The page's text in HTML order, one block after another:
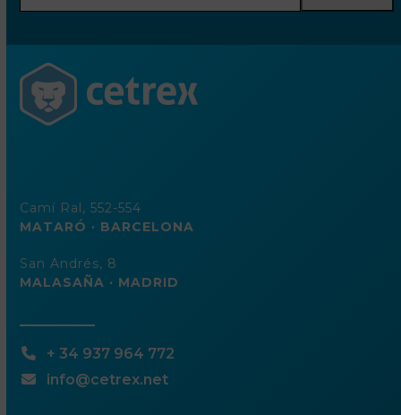
dirección
electrónico
Camí Ral, 552-554
MATARÓ · BARCELONA
San Andrés, 8
MALASAÑA · MADRID
+ 34 937 964 772
info@cetrex.net